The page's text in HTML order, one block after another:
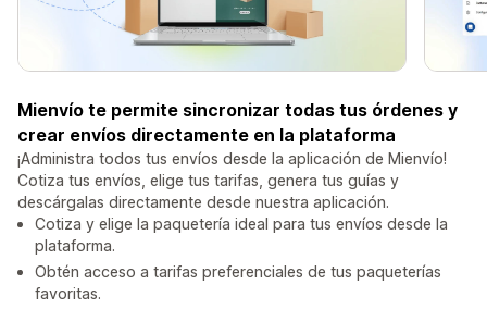
Mienvío te permite sincronizar todas tus órdenes y
crear envíos directamente en la plataforma
¡Administra todos tus envíos desde la aplicación de Mienvío!
Cotiza tus envíos, elige tus tarifas, genera tus guías y
descárgalas directamente desde nuestra aplicación.
Cotiza y elige la paquetería ideal para tus envíos desde la
plataforma.
Obtén acceso a tarifas preferenciales de tus paqueterías
favoritas.